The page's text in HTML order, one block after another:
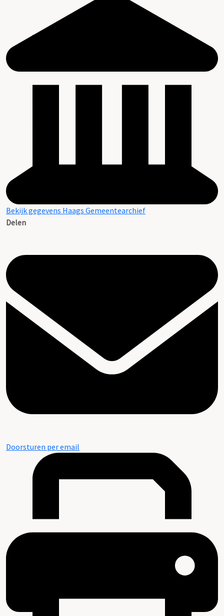
Bekijk gegevens Haags Gemeentearchief
Delen
Doorsturen per email